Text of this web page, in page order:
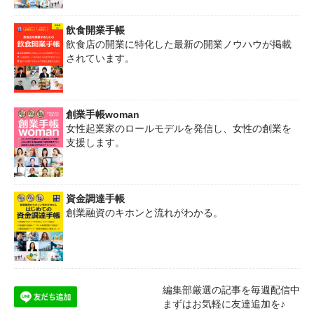
飲食開業手帳
飲食店の開業に特化した最新の開業ノウハウが掲載
されています。
創業手帳woman
女性起業家のロールモデルを発信し、女性の創業を
支援します。
資金調達手帳
創業融資のキホンと流れがわかる。
編集部厳選の記事を毎週配信中
まずはお気軽に友達追加を♪